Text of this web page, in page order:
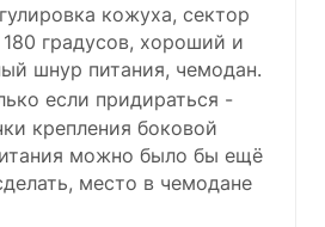
кожуха, сектор
градусов, хороший и
шнур питания, чемодан.
если придираться -
крепления боковой
можно было бы ещё
место в чемодане